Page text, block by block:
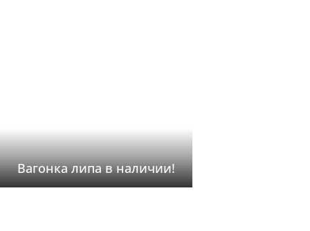
Вагонка липа в наличии!